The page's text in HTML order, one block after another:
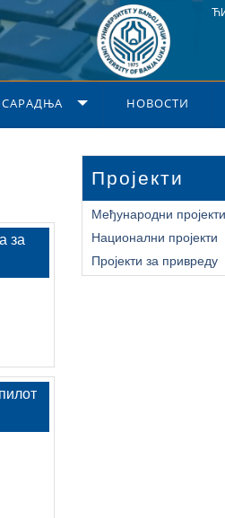
НОВОСТИ
за
Пројекти
Међународни пројекти
Национални пројекти
Пројекти за привреду